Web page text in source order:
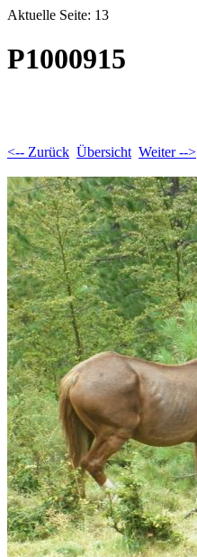
Aktuelle Seite: 13
P1000915
<-- Zurück Übersicht Weiter -->